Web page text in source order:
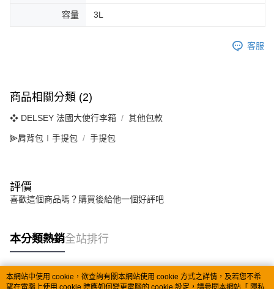
容量 3L
客服
商品相關分類 (2)
❖ DELSEY 法國大使行李箱 其他包款
⫸肩背包∣手提包 手提包
評價
喜歡這個商品嗎？購買後給他一個好評吧
本分類熱銷全站排行
熱門標籤
本網站中使用 cookie，欲查詢有關本網站使用 cookie 方式之詳情，及若您不希
望在電腦上使用 cookie 時應如何變更電腦的 cookie 設定，請參閱本網站「 隱私